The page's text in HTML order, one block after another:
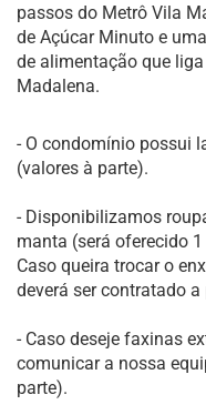
passos do Metrô Vila
de Açúcar Minuto e
de alimentação que
Madalena.
- O condomínio possui
(valores à parte).
- Disponibilizamos
manta (será oferecido
Caso queira trocar o
deverá ser contratado a
- Caso deseje faxinas
comunicar a nossa
parte).